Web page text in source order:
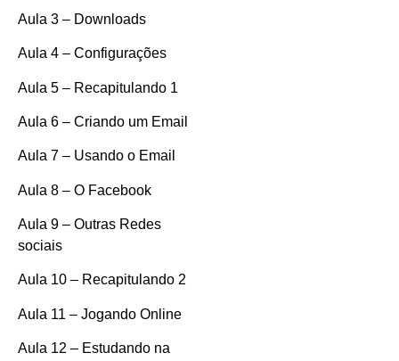
Aula 3 – Downloads
Aula 4 – Configurações
Aula 5 – Recapitulando 1
Aula 6 – Criando um Email
Aula 7 – Usando o Email
Aula 8 – O Facebook
Aula 9 – Outras Redes
sociais
Aula 10 – Recapitulando 2
Aula 11 – Jogando Online
Aula 12 – Estudando na